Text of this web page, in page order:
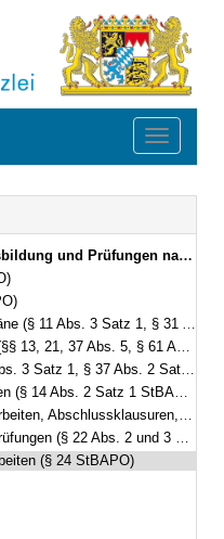
Toggle
und der Steuerbeamtenausbildungs- und -prüfungsordnung
Abs. 2 Satz 1 und § 54 Abs. 2 Satz 1 StBAPO)
37 Abs. 5, § 61 Abs. 5 StBAPO)
1 Nr. 2 und § 61 Abs. 2 Satz 1 Nr. 2 StBAPO
14 Abs. 2 Satz 1 StBAPO)
1 und 2, § 23 Abs. 1, § 32 Abs. 5, § 55 Abs. 5, § 56 Abs. 3, § 57 Abs. 2 und § 22 Abs. 2 StBAPO)
(§ 22 Abs. 2 und 3 StBAPO)
(§ 24 StBAPO)